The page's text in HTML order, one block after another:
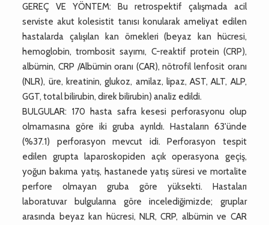
GEREÇ VE YÖNTEM: Bu retrospektif çalışmada acil
serviste akut kolesistit tanısı konularak ameliyat edilen
hastalarda çalışılan kan örnekleri (beyaz kan hücresi,
hemoglobin, trombosit sayımı, C-reaktif protein (CRP),
albümin, CRP /Albümin oranı (CAR), nötrofil lenfosit oranı
(NLR), üre, kreatinin, glukoz, amilaz, lipaz, AST, ALT, ALP,
GGT, total bilirubin, direk bilirubin) analiz edildi.
BULGULAR: 170 hasta safra kesesi perforasyonu olup
olmamasına göre iki gruba ayrıldı. Hastaların 63'ünde
(%37.1) perforasyon mevcut idi. Perforasyon tespit
edilen grupta laparoskopiden açık operasyona geçiş,
yoğun bakıma yatış, hastanede yatış süresi ve mortalite
perfore olmayan gruba göre yüksekti. Hastaları
laboratuvar bulgularına göre incelediğimizde; gruplar
arasında beyaz kan hücresi, NLR, CRP, albümin ve CAR